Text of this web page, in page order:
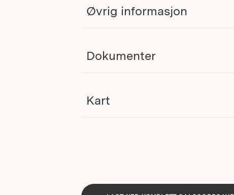
Øvrig informasjon
Dokumenter
Kart